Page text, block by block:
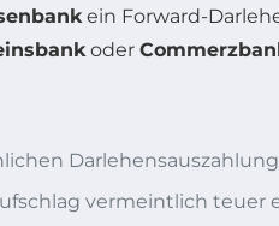
ein Forward-
oder
vermeintlich